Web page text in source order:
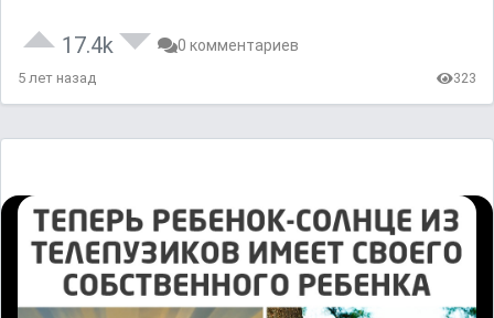
17.4k 0 комментариев
5 лет назад 323